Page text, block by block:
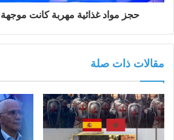
حجز مواد غذائية مهربة كانت موجهة
مقالات ذات صلة